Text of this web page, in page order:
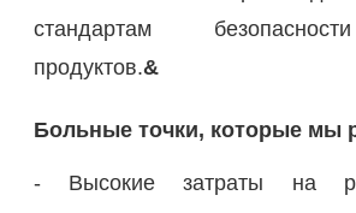
стандартам
продуктов.&
Больные точки, которые мы
- Высокие затраты на